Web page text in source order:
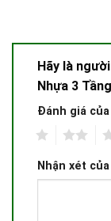
Hãy là
Nhựa 3
Đánh giá của
Nhận xét